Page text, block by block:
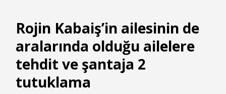
Rojin Kabaiş’in ailesinin de
aralarında olduğu ailelere
tehdit ve şantaja 2
tutuklama